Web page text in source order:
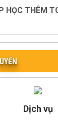
HỌC THÊM
Dịch vụ